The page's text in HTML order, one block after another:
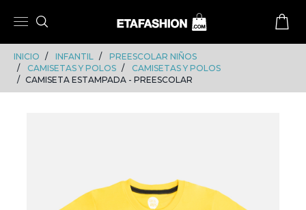
INICIO INFANTIL
PREESCOLAR NIÑOS
CAMISETAS Y POLOS
CAMISETAS Y POLOS
CAMISETA ESTAMPADA - PREESCOLAR